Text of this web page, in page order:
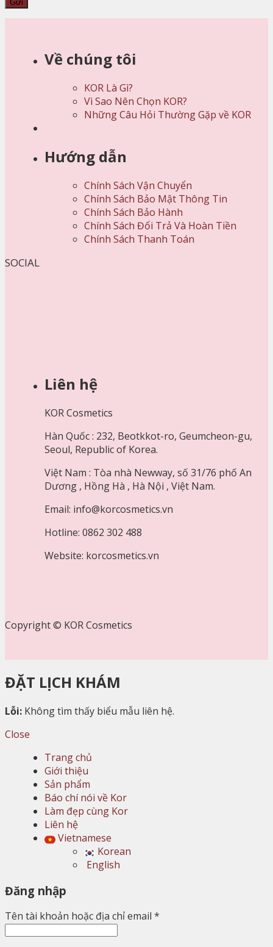
Về chúng tôi
KOR Là Gì?
Vì Sao Nên Chọn KOR?
Những Câu Hỏi Thường Gặp về KOR
Hướng dẫn
Chính Sách Vận Chuyển
Chính Sách Bảo Mật Thông Tin
Chính Sách Bảo Hành
Chính Sách Đổi Trả Và Hoàn Tiền
Chính Sách Thanh Toán
SOCIAL
Liên hệ
KOR Cosmetics
Hàn Quốc : 232, Beotkkot-ro, Geumcheon-gu,
Seoul, Republic of Korea.
Việt Nam : Tòa nhà Newway, số 31/76 phố An
Dương , Hồng Hà , Hà Nội , Việt Nam.
Email: info@korcosmetics.vn
Hotline: 0862 302 488
Website: korcosmetics.vn
Copyright © KOR Cosmetics
ĐẶT LỊCH KHÁM
Lỗi: Không tìm thấy biểu mẫu liên hệ.
Close
Trang chủ
Giới thiệu
Sản phẩm
Báo chí nói về Kor
Làm đẹp cùng Kor
Liên hệ
Vietnamese
Korean
English
Đăng nhập
Tên tài khoản hoặc địa chỉ email *